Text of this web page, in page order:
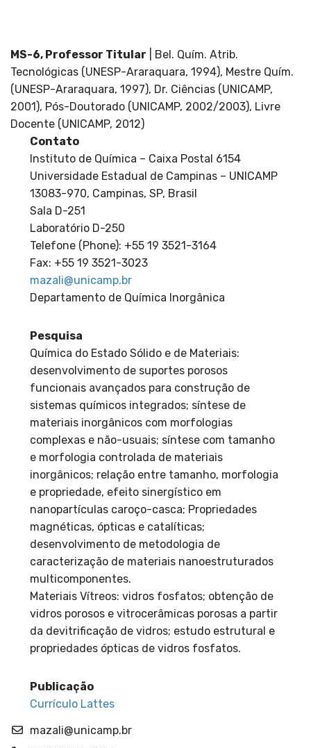
MS-6, Professor Titular | Bel. Quím. Atrib.
Tecnológicas (UNESP-Araraquara, 1994), Mestre Quím.
(UNESP-Araraquara, 1997), Dr. Ciências (UNICAMP,
2001), Pós-Doutorado (UNICAMP, 2002/2003), Livre
Docente (UNICAMP, 2012)
Contato
Instituto de Química – Caixa Postal 6154
Universidade Estadual de Campinas – UNICAMP
13083-970, Campinas, SP, Brasil
Sala D-251
Laboratório D-250
Telefone (Phone): +55 19 3521-3164
Fax: +55 19 3521-3023
mazali@unicamp.br
Departamento de Química Inorgânica
Pesquisa
Química do Estado Sólido e de Materiais:
desenvolvimento de suportes porosos
funcionais avançados para construção de
sistemas químicos integrados; síntese de
materiais inorgânicos com morfologias
complexas e não-usuais; síntese com tamanho
e morfologia controlada de materiais
inorgânicos; relação entre tamanho, morfologia
e propriedade, efeito sinergístico em
nanopartículas caroço-casca; Propriedades
magnéticas, ópticas e catalíticas;
desenvolvimento de metodologia de
caracterização de materiais nanoestruturados
multicomponentes.
Materiais Vítreos: vidros fosfatos; obtenção de
vidros porosos e vitrocerâmicas porosas a partir
da devitrificação de vidros; estudo estrutural e
propriedades ópticas de vidros fosfatos.
Publicação
Currículo Lattes
mazali@unicamp.br